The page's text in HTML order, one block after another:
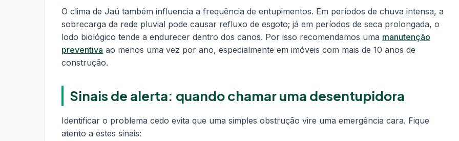
O clima de Jaú também influencia a frequência de entupimentos. Em períodos de chuva intensa, a
sobrecarga da rede pluvial pode causar refluxo de esgoto; já em períodos de seca prolongada, o
lodo biológico tende a endurecer dentro dos canos. Por isso recomendamos uma manutenção
preventiva ao menos uma vez por ano, especialmente em imóveis com mais de 10 anos de
construção.
Sinais de alerta: quando chamar uma desentupidora
Identificar o problema cedo evita que uma simples obstrução vire uma emergência cara. Fique
atento a estes sinais: